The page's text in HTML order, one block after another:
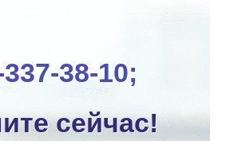
38-10;
сейчас!